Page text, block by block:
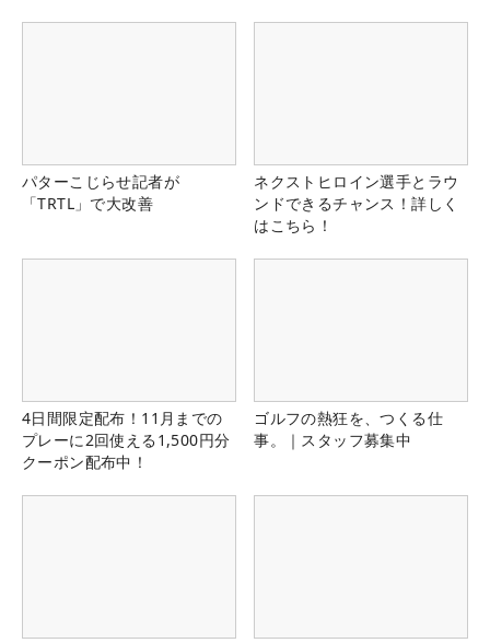
パターこじらせ記者が
「TRTL」で大改善
ネクストヒロイン選手とラウ
ンドできるチャンス！詳しく
はこちら！
4日間限定配布！11月までの
プレーに2回使える1,500円分
クーポン配布中！
ゴルフの熱狂を、つくる仕
事。｜スタッフ募集中